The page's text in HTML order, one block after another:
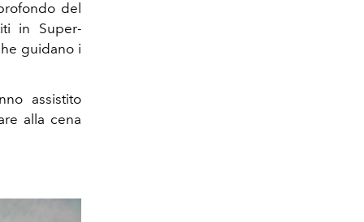
del
in Super-
guidano i
assistito
alla cena